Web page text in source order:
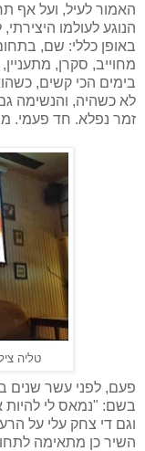
האמור לעיל, ועל אף
הנוגע לעולמו
באופן כללי: שם,
מחוייב, סקרן,
בימים הכי קשים,
לא כשהיה, והנשימה
זמר נפלא. חד פעמי.
טליה
פעם, לפני עשר שנים
בשם: "נמאס לי להיות
וגם די צחק עלי על
השיר כן מתאימה